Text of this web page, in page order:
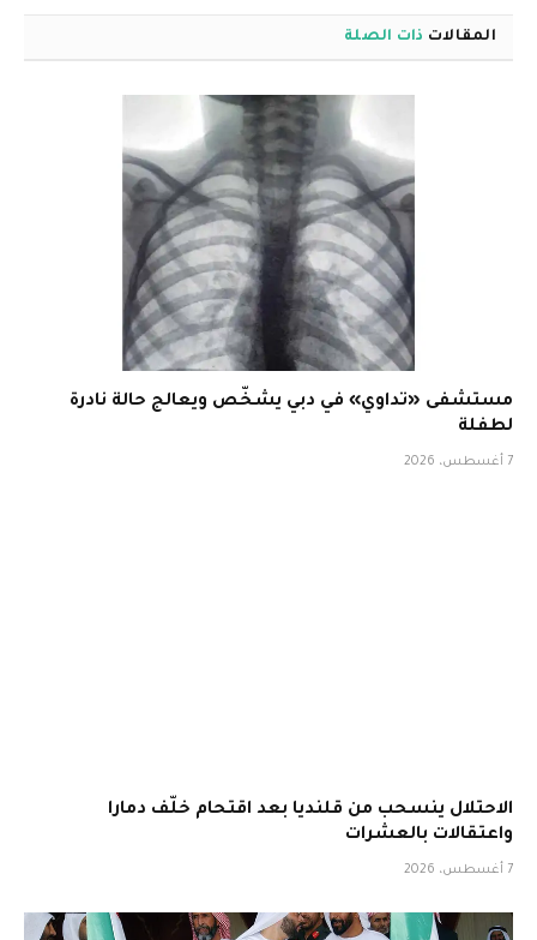
المقالات ذات الصلة
مستشفى «تداوي» في دبي يشخّص ويعالج حالة نادرة
لطفلة
7 أغسطس، 2026
الاحتلال ينسحب من قلنديا بعد اقتحام خلّف دمارا
واعتقالات بالعشرات
7 أغسطس، 2026